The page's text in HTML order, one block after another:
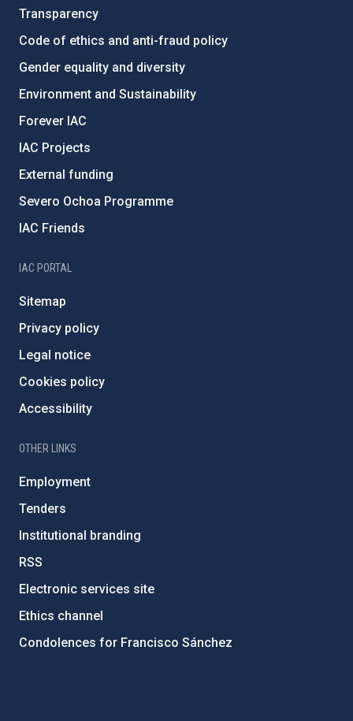
Transparency
Code of ethics and anti-fraud policy
Gender equality and diversity
Environment and Sustainability
Forever IAC
IAC Projects
External funding
Severo Ochoa Programme
IAC Friends
IAC PORTAL
Sitemap
Privacy policy
Legal notice
Cookies policy
Accessibility
OTHER LINKS
Employment
Tenders
Institutional branding
RSS
Electronic services site
Ethics channel
Condolences for Francisco Sánchez